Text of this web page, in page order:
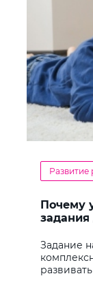
Развитие
Почему
задания
Задание